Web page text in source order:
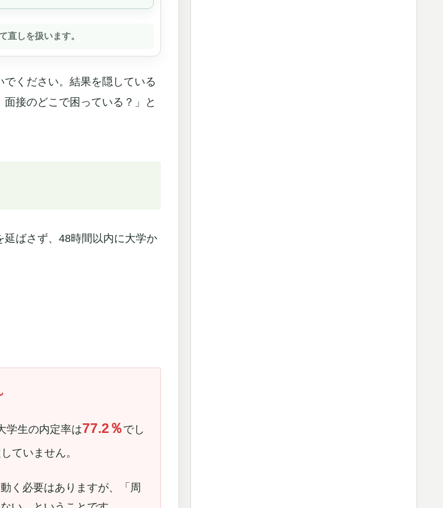
直しを扱います。
ください。結果を隠している
接のどこで困っている？」と
ばさず、48時間以内に大学か
学生の内定率は77.2％でし
ていません。
く必要はありますが、「周